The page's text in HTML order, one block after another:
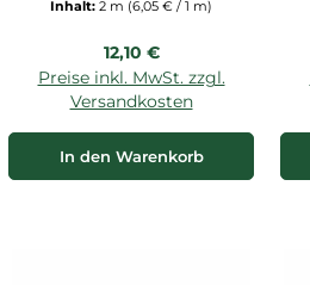
Inhalt: 2 m (6,05 € / 1 m)
Regulärer Preis:
12,10 €
Preise inkl. MwSt. zzgl.
Versandkosten
In den Warenkorb